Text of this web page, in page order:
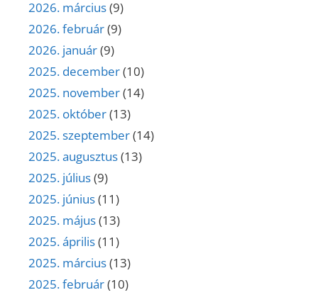
2026. március(9)
2026. február(9)
2026. január(9)
2025. december(10)
2025. november(14)
2025. október(13)
2025. szeptember(14)
2025. augusztus(13)
2025. július(9)
2025. június(11)
2025. május(13)
2025. április(11)
2025. március(13)
2025. február(10)